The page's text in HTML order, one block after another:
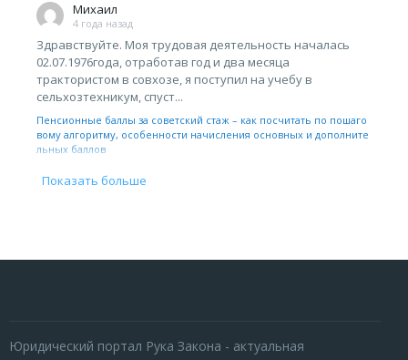
Михаил
4 года назад
Здравствуйте. Моя трудовая деятельность началась
02.07.1976года, отработав год и два месяца
трактористом в совхозе, я поступил на учебу в
сельхозтехникум, спуст...
Пенсионные баллы за советский стаж – как посчитать по пошаго
вому алгоритму, особенности начисления основных и дополните
льных баллов
Показать больше
Юридический портал Рука Закона - актуальная